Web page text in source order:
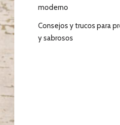
moderno
Consejos y trucos para
y sabrosos